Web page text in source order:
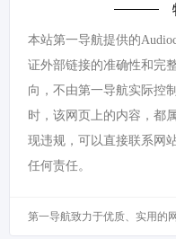
本站第一导航提供的
证外部链接的准确性和完
向，不由第一导航实际控
时，该网页上的内容，都
现违规，可以直接联系网
任何责任。
第一导航致力于优质、实用的